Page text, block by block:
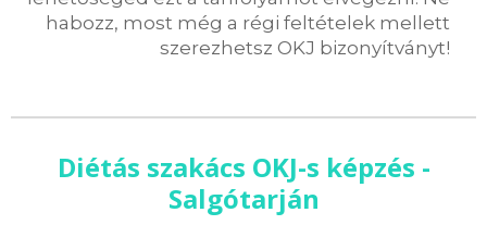
habozz, most még a régi feltételek mellett
szerezhetsz OKJ bizonyítványt!
Diétás szakács OKJ-s képzés -
Salgótarján